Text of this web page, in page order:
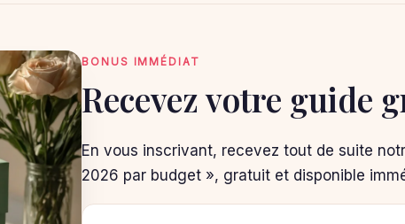
BONUS IMMÉDIAT
Recevez votre guide
En vous inscrivant, recevez tout de suite
2026 par budget », gratuit et disponible